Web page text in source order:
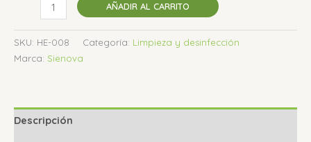
AÑADIR AL CARRITO
SKU: HE-008 Categoría: Limpieza y desinfección
Marca: Sienova
Descripción